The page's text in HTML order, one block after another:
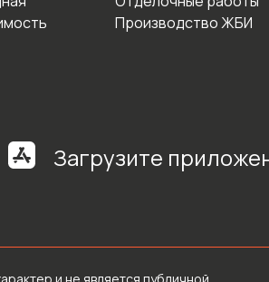
Производство ЖБИ
Загрузите